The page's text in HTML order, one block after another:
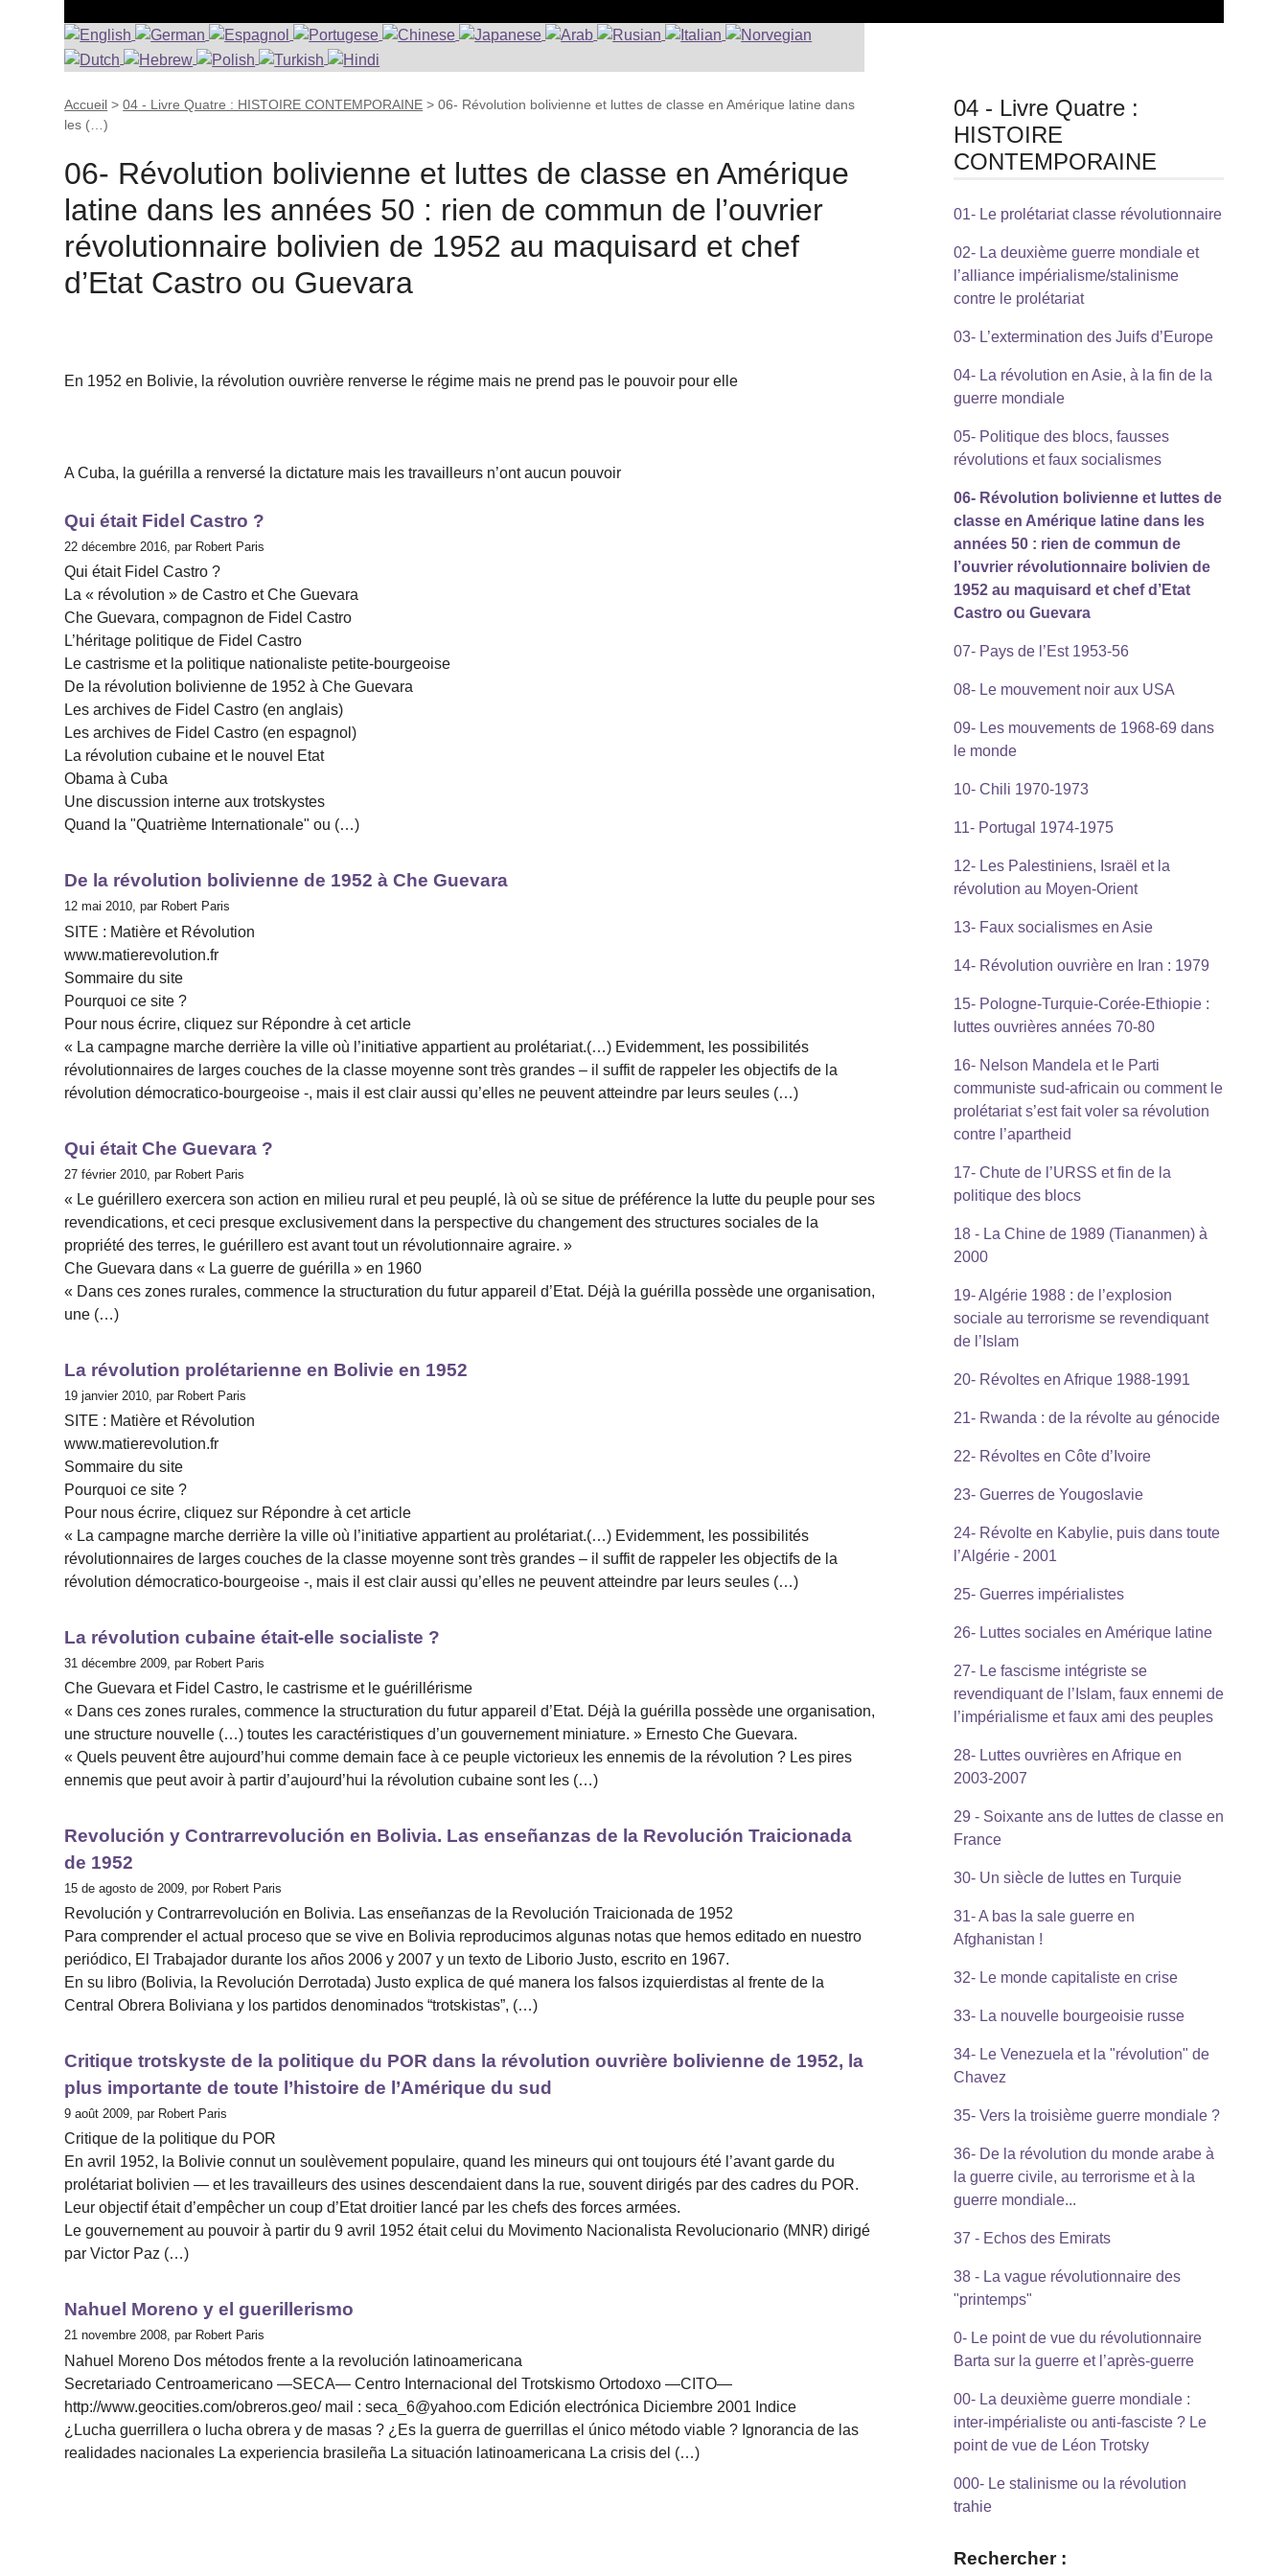
Accueil >04 - Livre Quatre : HISTOIRE CONTEMPORAINE >06- Révolution bolivienne et luttes de classe en Amérique latine dans
les (…)
06- Révolution bolivienne et luttes de classe en Amérique
latine dans les années 50 : rien de commun de l’ouvrier
révolutionnaire bolivien de 1952 au maquisard et chef
d’Etat Castro ou Guevara
En 1952 en Bolivie, la révolution ouvrière renverse le régime mais ne prend pas le pouvoir pour elle
A Cuba, la guérilla a renversé la dictature mais les travailleurs n’ont aucun pouvoir
Qui était Fidel Castro ?
22 décembre 2016, par Robert Paris
Qui était Fidel Castro ?
La « révolution » de Castro et Che Guevara
Che Guevara, compagnon de Fidel Castro
L’héritage politique de Fidel Castro
Le castrisme et la politique nationaliste petite-bourgeoise
De la révolution bolivienne de 1952 à Che Guevara
Les archives de Fidel Castro (en anglais)
Les archives de Fidel Castro (en espagnol)
La révolution cubaine et le nouvel Etat
Obama à Cuba
Une discussion interne aux trotskystes
Quand la "Quatrième Internationale" ou (…)
De la révolution bolivienne de 1952 à Che Guevara
12 mai 2010, par Robert Paris
SITE : Matière et Révolution
www.matierevolution.fr
Sommaire du site
Pourquoi ce site ?
Pour nous écrire, cliquez sur Répondre à cet article
« La campagne marche derrière la ville où l’initiative appartient au prolétariat.(…) Evidemment, les possibilités
révolutionnaires de larges couches de la classe moyenne sont très grandes – il suffit de rappeler les objectifs de la
révolution démocratico-bourgeoise -, mais il est clair aussi qu’elles ne peuvent atteindre par leurs seules (…)
Qui était Che Guevara ?
27 février 2010, par Robert Paris
« Le guérillero exercera son action en milieu rural et peu peuplé, là où se situe de préférence la lutte du peuple pour ses
revendications, et ceci presque exclusivement dans la perspective du changement des structures sociales de la
propriété des terres, le guérillero est avant tout un révolutionnaire agraire. »
Che Guevara dans « La guerre de guérilla » en 1960
« Dans ces zones rurales, commence la structuration du futur appareil d’Etat. Déjà la guérilla possède une organisation,
une (…)
La révolution prolétarienne en Bolivie en 1952
19 janvier 2010, par Robert Paris
SITE : Matière et Révolution
www.matierevolution.fr
Sommaire du site
Pourquoi ce site ?
Pour nous écrire, cliquez sur Répondre à cet article
« La campagne marche derrière la ville où l’initiative appartient au prolétariat.(…) Evidemment, les possibilités
révolutionnaires de larges couches de la classe moyenne sont très grandes – il suffit de rappeler les objectifs de la
révolution démocratico-bourgeoise -, mais il est clair aussi qu’elles ne peuvent atteindre par leurs seules (…)
La révolution cubaine était-elle socialiste ?
31 décembre 2009, par Robert Paris
Che Guevara et Fidel Castro, le castrisme et le guérillérisme
« Dans ces zones rurales, commence la structuration du futur appareil d’Etat. Déjà la guérilla possède une organisation,
une structure nouvelle (…) toutes les caractéristiques d’un gouvernement miniature. » Ernesto Che Guevara.
« Quels peuvent être aujourd’hui comme demain face à ce peuple victorieux les ennemis de la révolution ? Les pires
ennemis que peut avoir à partir d’aujourd’hui la révolution cubaine sont les (…)
Revolución y Contrarrevolución en Bolivia. Las enseñanzas de la Revolución Traicionada
de 1952
15 de agosto de 2009, por Robert Paris
Revolución y Contrarrevolución en Bolivia. Las enseñanzas de la Revolución Traicionada de 1952
Para comprender el actual proceso que se vive en Bolivia reproducimos algunas notas que hemos editado en nuestro
periódico, El Trabajador durante los años 2006 y 2007 y un texto de Liborio Justo, escrito en 1967.
En su libro (Bolivia, la Revolución Derrotada) Justo explica de qué manera los falsos izquierdistas al frente de la
Central Obrera Boliviana y los partidos denominados “trotskistas”, (…)
Critique trotskyste de la politique du POR dans la révolution ouvrière bolivienne de 1952, la
plus importante de toute l’histoire de l’Amérique du sud
9 août 2009, par Robert Paris
Critique de la politique du POR
En avril 1952, la Bolivie connut un soulèvement populaire, quand les mineurs qui ont toujours été l’avant garde du
prolétariat bolivien — et les travailleurs des usines descendaient dans la rue, souvent dirigés par des cadres du POR.
Leur objectif était d’empêcher un coup d’Etat droitier lancé par les chefs des forces armées.
Le gouvernement au pouvoir à partir du 9 avril 1952 était celui du Movimento Nacionalista Revolucionario (MNR) dirigé
par Victor Paz (…)
Nahuel Moreno y el guerillerismo
21 novembre 2008, par Robert Paris
Nahuel Moreno Dos métodos frente a la revolución latinoamericana
Secretariado Centroamericano —SECA— Centro Internacional del Trotskismo Ortodoxo —CITO—
http://www.geocities.com/obreros.geo/ mail : seca_6@yahoo.com Edición electrónica Diciembre 2001 Indice
¿Lucha guerrillera o lucha obrera y de masas ? ¿Es la guerra de guerrillas el único método viable ? Ignorancia de las
realidades nacionales La experiencia brasileña La situación latinoamericana La crisis del (…)
04 - Livre Quatre :
HISTOIRE
CONTEMPORAINE
01- Le prolétariat classe révolutionnaire
02- La deuxième guerre mondiale et
l’alliance impérialisme/stalinisme
contre le prolétariat
03- L’extermination des Juifs d’Europe
04- La révolution en Asie, à la fin de la
guerre mondiale
05- Politique des blocs, fausses
révolutions et faux socialismes
06- Révolution bolivienne et luttes de
classe en Amérique latine dans les
années 50 : rien de commun de
l’ouvrier révolutionnaire bolivien de
1952 au maquisard et chef d’Etat
Castro ou Guevara
07- Pays de l’Est 1953-56
08- Le mouvement noir aux USA
09- Les mouvements de 1968-69 dans
le monde
10- Chili 1970-1973
11- Portugal 1974-1975
12- Les Palestiniens, Israël et la
révolution au Moyen-Orient
13- Faux socialismes en Asie
14- Révolution ouvrière en Iran : 1979
15- Pologne-Turquie-Corée-Ethiopie :
luttes ouvrières années 70-80
16- Nelson Mandela et le Parti
communiste sud-africain ou comment le
prolétariat s’est fait voler sa révolution
contre l’apartheid
17- Chute de l’URSS et fin de la
politique des blocs
18 - La Chine de 1989 (Tiananmen) à
2000
19- Algérie 1988 : de l’explosion
sociale au terrorisme se revendiquant
de l’Islam
20- Révoltes en Afrique 1988-1991
21- Rwanda : de la révolte au génocide
22- Révoltes en Côte d’Ivoire
23- Guerres de Yougoslavie
24- Révolte en Kabylie, puis dans toute
l’Algérie - 2001
25- Guerres impérialistes
26- Luttes sociales en Amérique latine
27- Le fascisme intégriste se
revendiquant de l’Islam, faux ennemi de
l’impérialisme et faux ami des peuples
28- Luttes ouvrières en Afrique en
2003-2007
29 - Soixante ans de luttes de classe en
France
30- Un siècle de luttes en Turquie
31- A bas la sale guerre en
Afghanistan !
32- Le monde capitaliste en crise
33- La nouvelle bourgeoisie russe
34- Le Venezuela et la "révolution" de
Chavez
35- Vers la troisième guerre mondiale ?
36- De la révolution du monde arabe à
la guerre civile, au terrorisme et à la
guerre mondiale...
37 - Echos des Emirats
38 - La vague révolutionnaire des
"printemps"
0- Le point de vue du révolutionnaire
Barta sur la guerre et l’après-guerre
00- La deuxième guerre mondiale :
inter-impérialiste ou anti-fasciste ? Le
point de vue de Léon Trotsky
000- Le stalinisme ou la révolution
trahie
Rechercher :